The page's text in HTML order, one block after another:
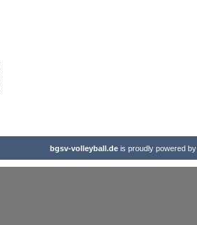
bgsv-volleyball.deis proudly powered by